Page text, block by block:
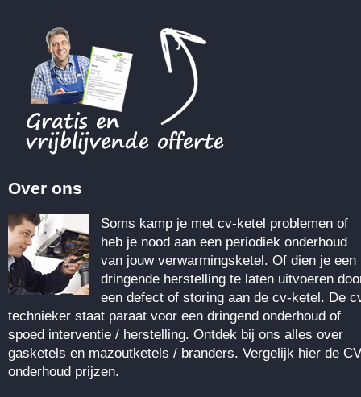
Over ons
Soms kamp je met cv-ketel problemen of
heb je nood aan een periodiek onderhoud
van jouw verwarmingsketel. Of dien je een
dringende herstelling te laten uitvoeren
een defect of storing aan de cv-ketel. De
technieker staat paraat voor een dringend onderhoud of
spoed interventie / herstelling. Ontdek bij ons alles over
gasketels en mazoutketels / branders. Vergelijk hier de
onderhoud prijzen.